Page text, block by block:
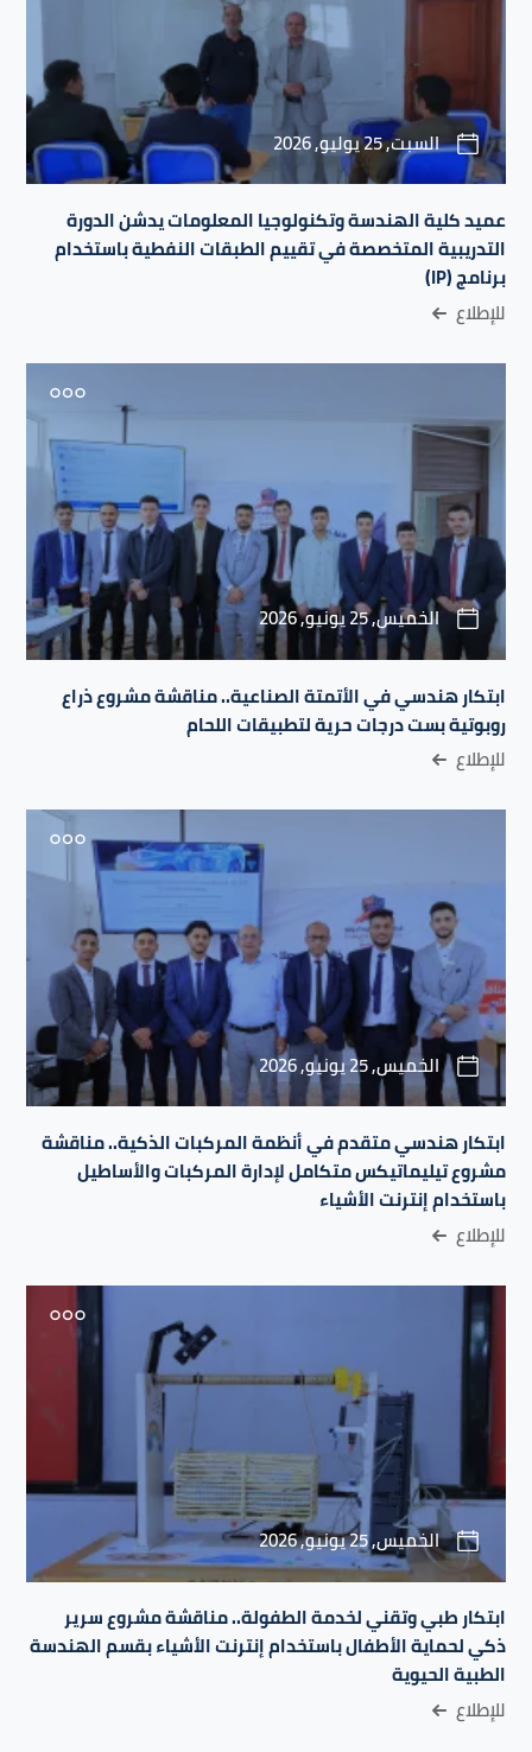
السبت, 25 يوليو, 2026
عميد كلية الهندسة وتكنولوجيا المعلومات يدشن الدورة
التدريبية المتخصصة في تقييم الطبقات النفطية باستخدام
برنامج (IP)
للإطلاع
الخميس, 25 يونيو, 2026
ابتكار هندسي في الأتمتة الصناعية.. مناقشة مشروع ذراع
روبوتية بست درجات حرية لتطبيقات اللحام
للإطلاع
الخميس, 25 يونيو, 2026
ابتكار هندسي متقدم في أنظمة المركبات الذكية.. مناقشة
مشروع تيليماتيكس متكامل لإدارة المركبات والأساطيل
باستخدام إنترنت الأشياء
للإطلاع
الخميس, 25 يونيو, 2026
ابتكار طبي وتقني لخدمة الطفولة.. مناقشة مشروع سرير
ذكي لحماية الأطفال باستخدام إنترنت الأشياء بقسم الهندسة
الطبية الحيوية
للإطلاع